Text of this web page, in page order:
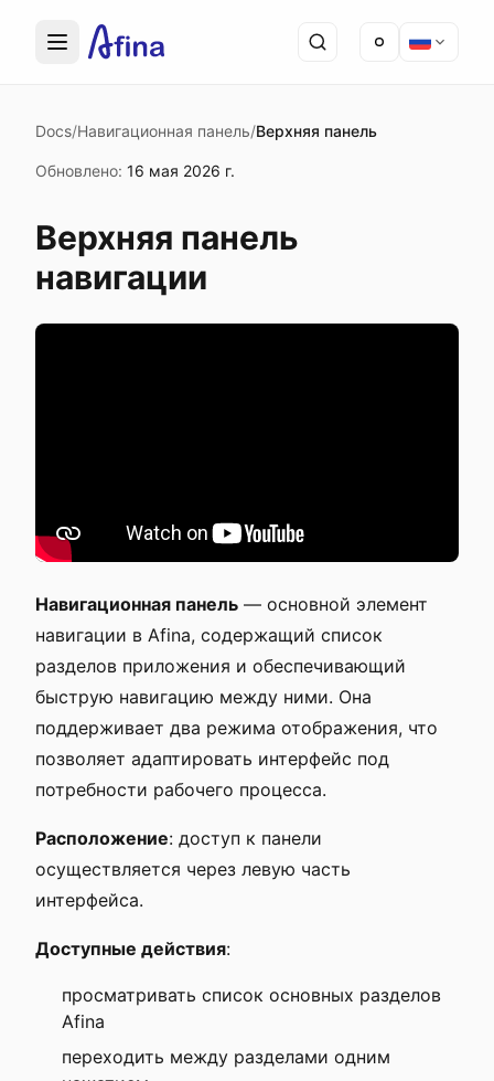
Docs/Навигационная панель/Верхняя панель
Обновлено: 16 мая 2026 г.
Верхняя панель
навигации
Навигационная панель — основной элемент
навигации в Afina, содержащий список
разделов приложения и обеспечивающий
быструю навигацию между ними. Она
поддерживает два режима отображения, что
позволяет адаптировать интерфейс под
потребности рабочего процесса.
Расположение: доступ к панели
осуществляется через левую часть
интерфейса.
Доступные действия:
просматривать список основных разделов
Afina
переходить между разделами одним